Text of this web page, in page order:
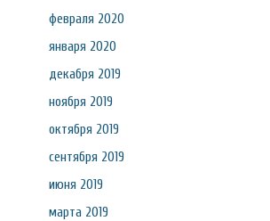
февраля 2020
января 2020
декабря 2019
ноября 2019
октября 2019
сентября 2019
июня 2019
марта 2019